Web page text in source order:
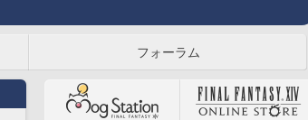
フォーラム